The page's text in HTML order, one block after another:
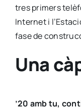
tres pri­mers
Inter­net i
fase de
Una
’20 amb tu,